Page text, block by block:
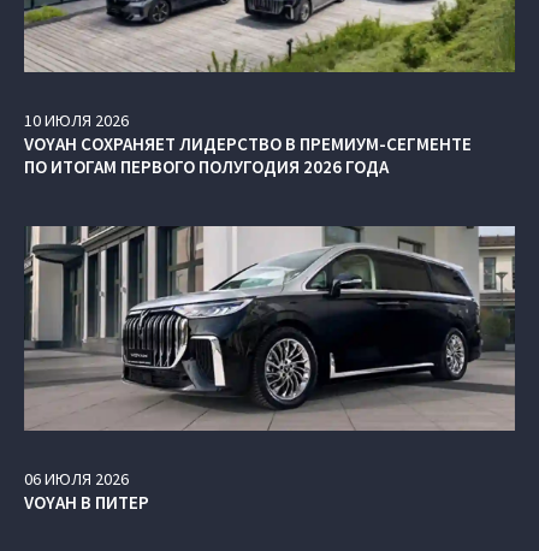
10ИЮЛЯ 2026
VOYAH СОХРАНЯЕТ ЛИДЕРСТВО В ПРЕМИУМ-СЕГМЕНТЕ
ПО ИТОГАМ ПЕРВОГО ПОЛУГОДИЯ 2026 ГОДА
06ИЮЛЯ 2026
VOYAH В ПИТЕР